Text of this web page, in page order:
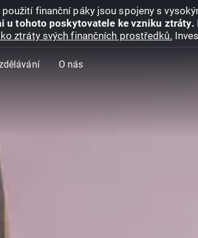
finanční páky jsou spojeny s
tohoto poskytovatele ke vzniku ztráty.
ztráty svých finančních prostředků.
O nás